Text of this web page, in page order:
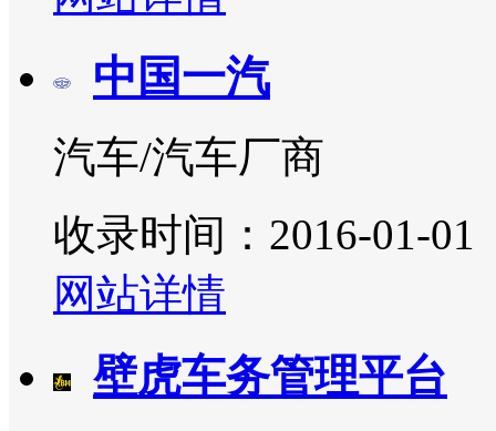
中国一汽
汽车/汽车厂商
收录时间：2016-01-01
网站详情
壁虎车务管理平台